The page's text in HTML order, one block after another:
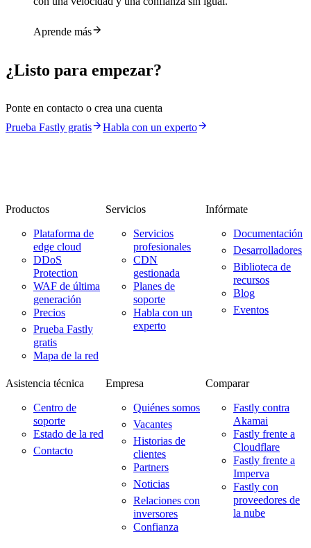
Aprende más
¿Listo para empezar?
Ponte en contacto o crea una cuenta
Prueba Fastly gratis
Habla con un experto
Productos
Plataforma de
edge cloud
DDoS
Protection
WAF de última
generación
Precios
Prueba Fastly
gratis
Mapa de la red
Servicios
Servicios
profesionales
CDN
gestionada
Planes de
soporte
Habla con un
experto
Infórmate
Documentación
Desarrolladores
Biblioteca de
recursos
Blog
Eventos
Asistencia técnica
Centro de
soporte
Estado de la red
Contacto
Empresa
Quiénes somos
Vacantes
Historias de
clientes
Partners
Noticias
Relaciones con
inversores
Confianza
Comparar
Fastly contra
Akamai
Fastly frente a
Cloudflare
Fastly frente a
Imperva
Fastly con
proveedores de
la nube